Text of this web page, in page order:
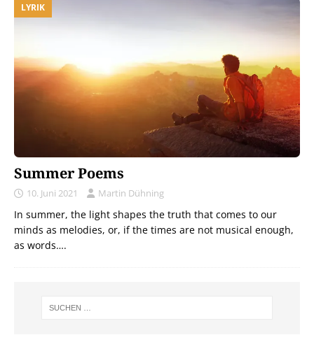
LYRIK
Summer Poems
10. Juni 2021 Martin Dühning
In summer, the light shapes the truth that comes to our
minds as melodies, or, if the times are not musical enough,
as words….